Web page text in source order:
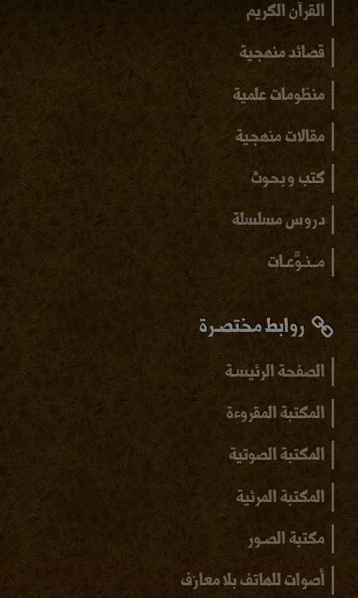
القرآن الكريم
قصائد منهجية
منظومات علمية
مقالات منهجية
كتب و بحوث
دروس مسلسلة
مــنـوَّعـات
روابط مختصـرة
الصفحة الرئيسـة
المكتبة المقروءة
المكتبة الصوتية
المكتبة المرئية
مكتبة الصـور
أصوات للهاتف بلامعازف